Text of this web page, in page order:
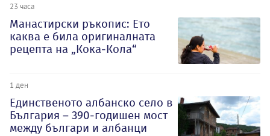
23 часа
Манастирски ръкопис: Ето
каква е била оригиналната
рецепта на „Кока-Кола“
1 ден
Единственото албанско село в
България – 390-годишен мост
между българи и албанци